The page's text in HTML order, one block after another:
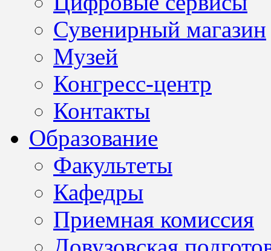
Сувенирный магазин
Музей
Конгресс-центр
Контакты
Образование
Факультеты
Кафедры
Приемная комиссия